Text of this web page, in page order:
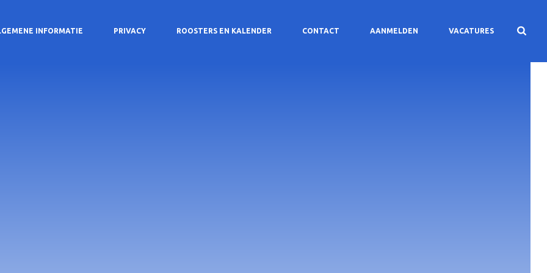
INFORMATIE PRIVACY ROOSTERS EN KALENDER CONTACT AANMELDEN VACATURES